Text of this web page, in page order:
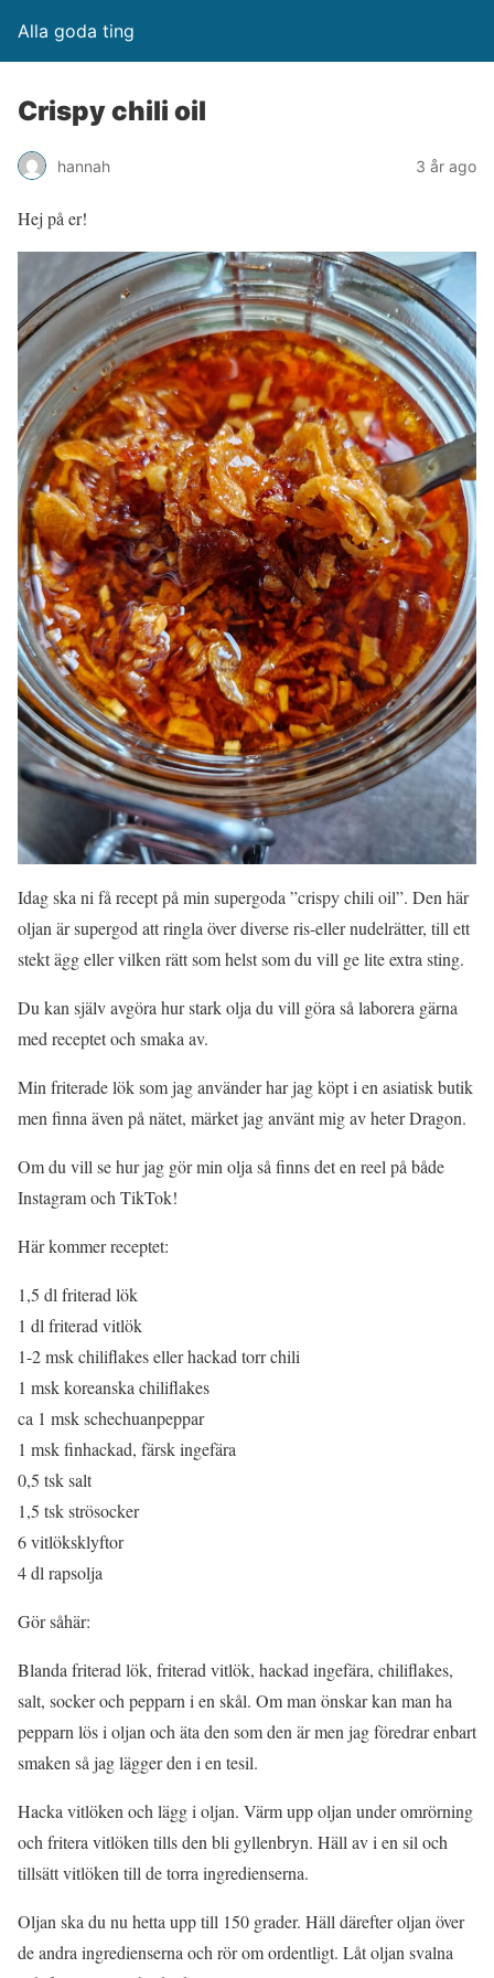
Alla goda ting
Crispy chili oil
hannah 3 år ago
Hej på er!
Idag ska ni få recept på min supergoda ”crispy chili oil”. Den här
oljan är supergod att ringla över diverse ris-eller nudelrätter, till ett
stekt ägg eller vilken rätt som helst som du vill ge lite extra sting.
Du kan själv avgöra hur stark olja du vill göra så laborera gärna
med receptet och smaka av.
Min friterade lök som jag använder har jag köpt i en asiatisk butik
men finna även på nätet, märket jag använt mig av heter Dragon.
Om du vill se hur jag gör min olja så finns det en reel på både
Instagram och TikTok!
Här kommer receptet:
1,5 dl friterad lök
1 dl friterad vitlök
1-2 msk chiliflakes eller hackad torr chili
1 msk koreanska chiliflakes
ca 1 msk schechuanpeppar
1 msk finhackad, färsk ingefära
0,5 tsk salt
1,5 tsk strösocker
6 vitlöksklyftor
4 dl rapsolja
Gör såhär:
Blanda friterad lök, friterad vitlök, hackad ingefära, chiliflakes,
salt, socker och pepparn i en skål. Om man önskar kan man ha
pepparn lös i oljan och äta den som den är men jag föredrar enbart
smaken så jag lägger den i en tesil.
Hacka vitlöken och lägg i oljan. Värm upp oljan under omrörning
och fritera vitlöken tills den bli gyllenbryn. Häll av i en sil och
tillsätt vitlöken till de torra ingredienserna.
Oljan ska du nu hetta upp till 150 grader. Häll därefter oljan över
de andra ingredienserna och rör om ordentligt. Låt oljan svalna